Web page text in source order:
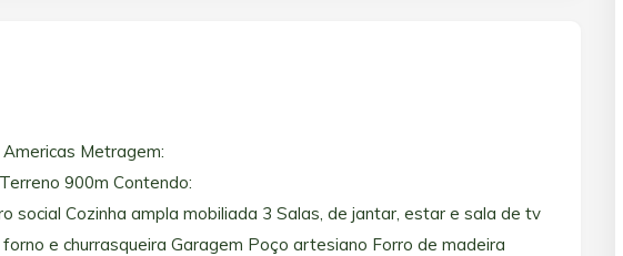
Metragem:
900m Contendo:
social Cozinha ampla mobiliada 3 Salas, de jantar, estar e sala de tv
e churrasqueira Garagem Poço artesiano Forro de madeira